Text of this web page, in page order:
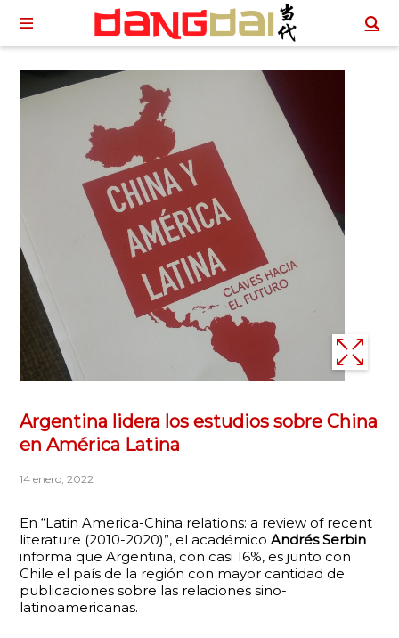
Argentina lidera los estudios sobre China
en América Latina
14 enero, 2022
En “Latin America-China relations: a review of recent
literature (2010-2020)”, el académicoAndrés Serbin
informa que Argentina, con casi 16%, es junto con
Chile el país de la región con mayor cantidad de
publicaciones sobre las relaciones sino-
latinoamericanas.